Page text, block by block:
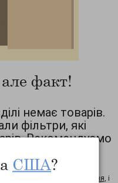
факт!
немає товарів.
фільтри, які
Рекомендуємо
у роботі фільтрів.
натисніть на
це посилання, і
США?